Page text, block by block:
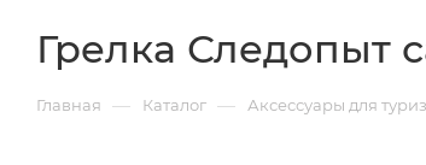
Грелка Следопыт
Главная — Каталог — Аксессуары для